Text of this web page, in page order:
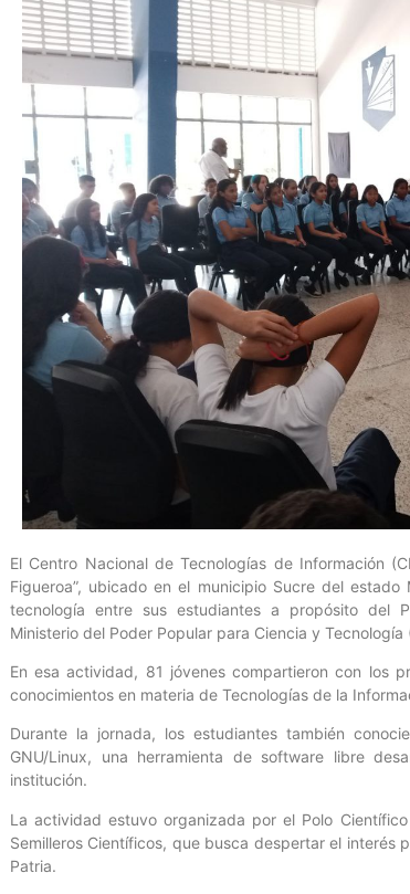
El Centro Nacional de Tecnologías de Información
Figueroa”, ubicado en el municipio Sucre del
tecnología entre sus estudiantes a propósito del
Ministerio del Poder Popular para Ciencia y Tecnología
En esa actividad, 81 jóvenes compartieron con los
conocimientos en materia de Tecnologías de la
Durante la jornada, los estudiantes también
GNU/Linux, una herramienta de software libre
institución.
La actividad estuvo organizada por el Polo
Semilleros Científicos, que busca despertar el interés
Patria.